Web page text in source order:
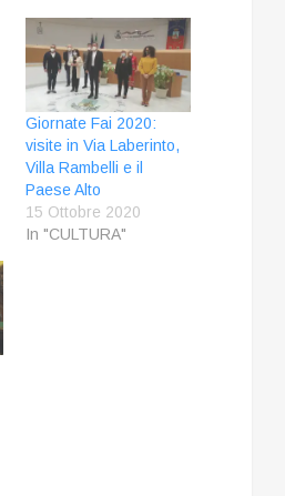
Giornate Fai 2020:
visite in Via Laberinto,
Villa Rambelli e il
Paese Alto
15 Ottobre 2020
In "CULTURA"